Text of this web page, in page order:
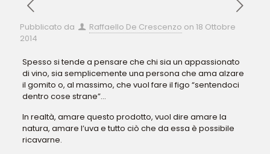
Pubblicato da Raffaello De Crescenzo on 18 Ottobre
2014
Spesso si tende a pensare che chi sia un appassionato
di vino, sia semplicemente una persona che ama alzare
il gomito o, al massimo, che vuol fare il figo “sentendoci
dentro cose strane”…
In realtà, amare questo prodotto, vuol dire amare la
natura, amare l’uva e tutto ciò che da essa è possibile
ricavarne.